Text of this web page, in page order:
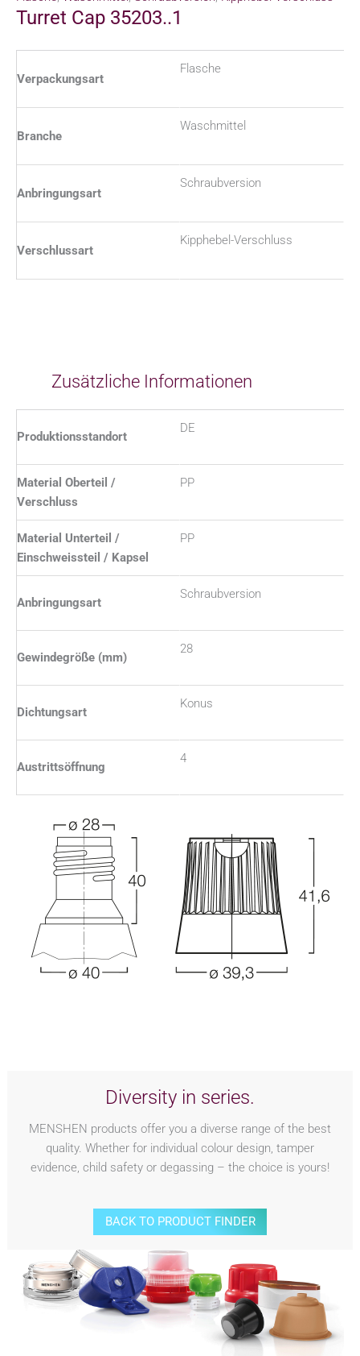
Turret Cap 35203..1
Verpackungsart
Flasche
Branche
Waschmittel
Anbringungsart
Schraubversion
Verschlussart
Kipphebel-Verschluss
Zusätzliche Informationen
Produktionsstandort
DE
Material Oberteil /
Verschluss
PP
Material Unterteil /
Einschweissteil / Kapsel
PP
Anbringungsart
Schraubversion
Gewindegröße (mm)
28
Dichtungsart
Konus
Austrittsöffnung
4
Diversity in series.
MENSHEN products offer you a diverse range of the best
quality. Whether for individual colour design, tamper
evidence, child safety or degassing – the choice is yours!
BACK TO PRODUCT FINDER